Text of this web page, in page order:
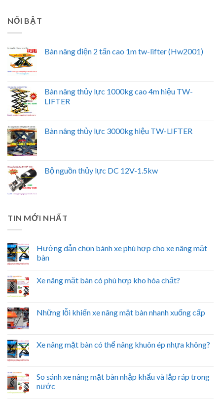
NỔI BẬT
Bàn nâng điện 2 tấn cao 1m tw-lifter (Hw2001)
Bàn nâng thủy lực 1000kg cao 4m hiệu TW-
LIFTER
Bàn nâng thủy lực 3000kg hiệu TW-LIFTER
Bộ nguồn thủy lực DC 12V-1.5kw
TIN MỚI NHẤT
Hướng dẫn chọn bánh xe phù hợp cho xe nâng mặt
bàn
Xe nâng mặt bàn có phù hợp kho hóa chất?
Những lỗi khiến xe nâng mặt bàn nhanh xuống cấp
Xe nâng mặt bàn có thể nâng khuôn ép nhựa không?
So sánh xe nâng mặt bàn nhập khẩu và lắp ráp trong
nước